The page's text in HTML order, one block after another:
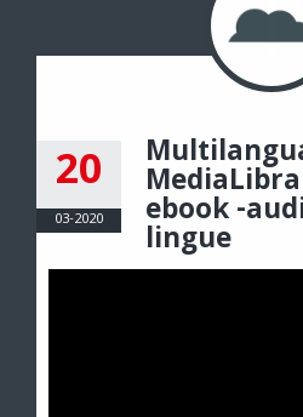
20
03-2020 ebook -
lingue